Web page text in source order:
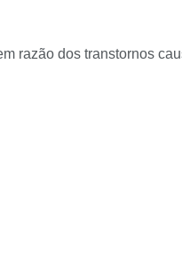
razão dos transtornos